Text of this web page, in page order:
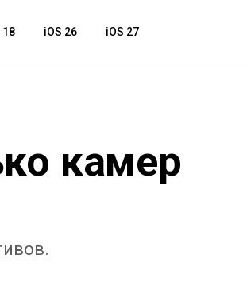
18 iOS 26 iOS 27
камер